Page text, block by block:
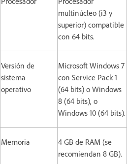
multinúcleo (i3 y
superior) compatible
con 64 bits.
Versión de
sistema
operativo
Microsoft Windows 7
con Service Pack 1
(64 bits) o Windows
8 (64 bits), o
Windows 10 (64 bits).
Memoria
4 GB de RAM (se
recomiendan 8 GB).